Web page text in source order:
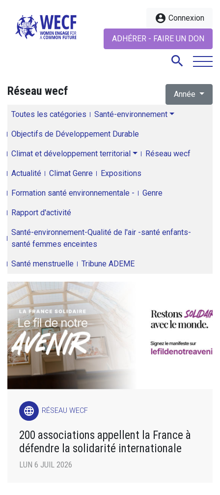
account_circle Connexion
ADHÉRER - FAIRE UN DON
search
Réseau wecf Année
Toutes les catégories Santé-environnement
Objectifs de Développement Durable
Climat et développement territorial Réseau wecf
Actualité Climat Genre Expositions
Formation santé environnementale - Genre
Rapport d'activité
Santé-environnement-Qualité de l'air -santé enfants-
santé femmes enceintes
Santé menstruelle Tribune ADEME
language RÉSEAU WECF
200 associations appellent la France à
défendre la solidarité internationale
LUN 6 JUIL 2026